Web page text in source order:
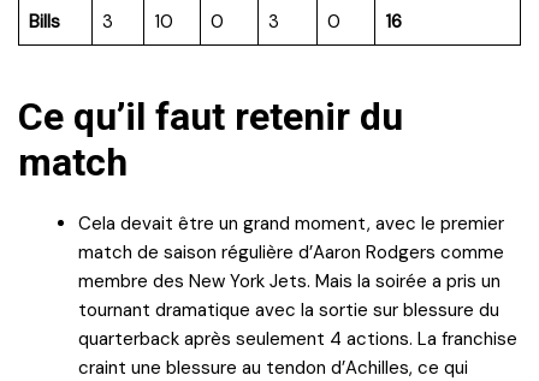
Bills
3 10 0 3 0 16
Ce qu’il faut retenir du
match
Cela devait être un grand moment, avec le premier
match de saison régulière d’Aaron Rodgers comme
membre des New York Jets. Mais la soirée a pris un
tournant dramatique avec la sortie sur blessure du
quarterback après seulement 4 actions. La franchise
craint une blessure au tendon d’Achilles, ce qui